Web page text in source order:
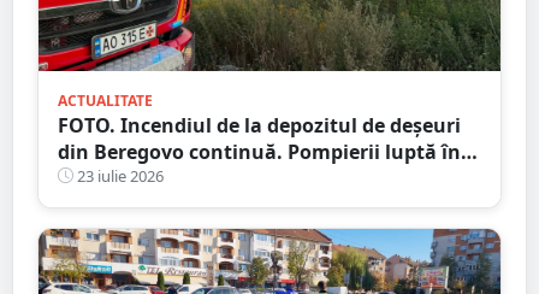
ACTUALITATE
FOTO. Incendiul de la depozitul de deșeuri
din Beregovo continuă. Pompierii luptă în
continuare cu focarele ascunse
23 iulie 2026